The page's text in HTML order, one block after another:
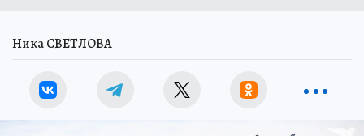
Ника СВЕТЛОВА